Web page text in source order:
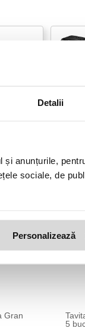
Detalii
anunțurile,
sociale, de
Personalizează
Gran
5